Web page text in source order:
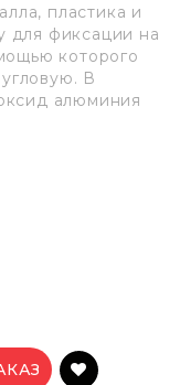
пластика и
для фиксации на
которого
В
алюминия